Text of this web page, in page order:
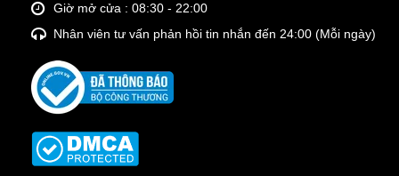
Giờ mở cửa : 08:30 - 22:00
Nhân viên tư vấn phản hồi tin nhắn đến 24:00 (Mỗi ngày)